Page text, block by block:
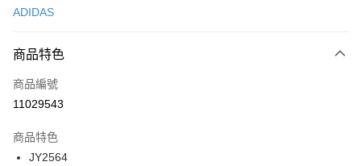
便利好安心！
３．安心：先確認商品／服務後，再付款。
【「AFTEE先享後付」結帳流程】
１．於結帳方式選擇「AFTEE先享後付」後，將跳轉至「AFTEE先享後付」
２．訂單成立數日內，您將收到繳費通知簡訊。
３．收到繳費通知簡訊後14天內，點擊此簡訊中的連結，可透過四大超商／
ATM／網路銀行／等多元方式進行付款，方視為交易完成。
運送方式
每筆NT$100，滿NT$1,500(含以上)免運費
宅配
每筆NT$100，滿NT$1,500(含以上)免運費
付款後門市自取
每筆NT$100，滿NT$1,500(含以上)免運費
ADIDAS
商品特色
商品編號
11029543
商品特色
JY2564